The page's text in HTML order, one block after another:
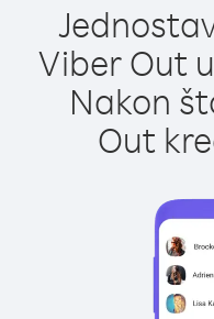
Viber Out
Nakon
Out